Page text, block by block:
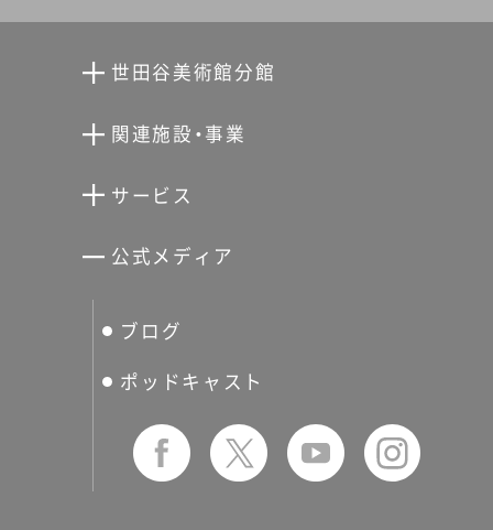
世田谷美術館分館
向井潤吉アトリエ館
分館スケジュール
関連施設・事業
せたおん
サービス
せたがやアーツカード
友の会
公式メディア
ブログ
ポッドキャスト